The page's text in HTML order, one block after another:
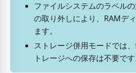
ファイルシステムのラベル
の取り外しにより、RAMデ
ます。
ストレージ併用モードでは
トレージへの保存は不要です